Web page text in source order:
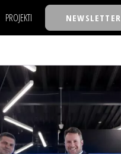
PROJEKTI
TASTY TALKS
30 ISPOD 30
BACK TO OFFICE/SCHOOL
BIZBENDOVI
NEWSLETTER
NAJKOLEGA
30 ISPOD 30
BACK TO OFFICE/SCHOOL
BIZBENDOVI
BIZKOLEGIJUM
BMW BIZNIS LIGA